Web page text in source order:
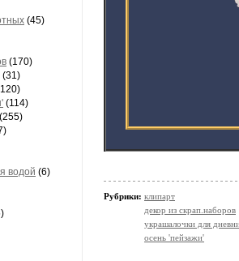
(45)
(170)
(31)
(114)
(255)
водой (6)
Рубрики: клипарт
декор из скрап.наборов
украшалочки для
осень 'пейзажи'